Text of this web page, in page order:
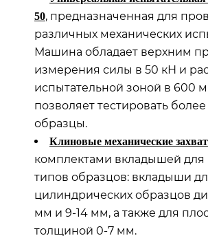
50, предназначенная для
различных механических
Машина обладает верхним
измерения силы в 50 кН и
испытательной зоной в 600
позволяет тестировать
образцы.
Клиновые механические
комплектами вкладышей для
типов образцов: вкладыши
цилиндрических образцов
мм и 9-14 мм, а также для
толщиной 0-7 мм.